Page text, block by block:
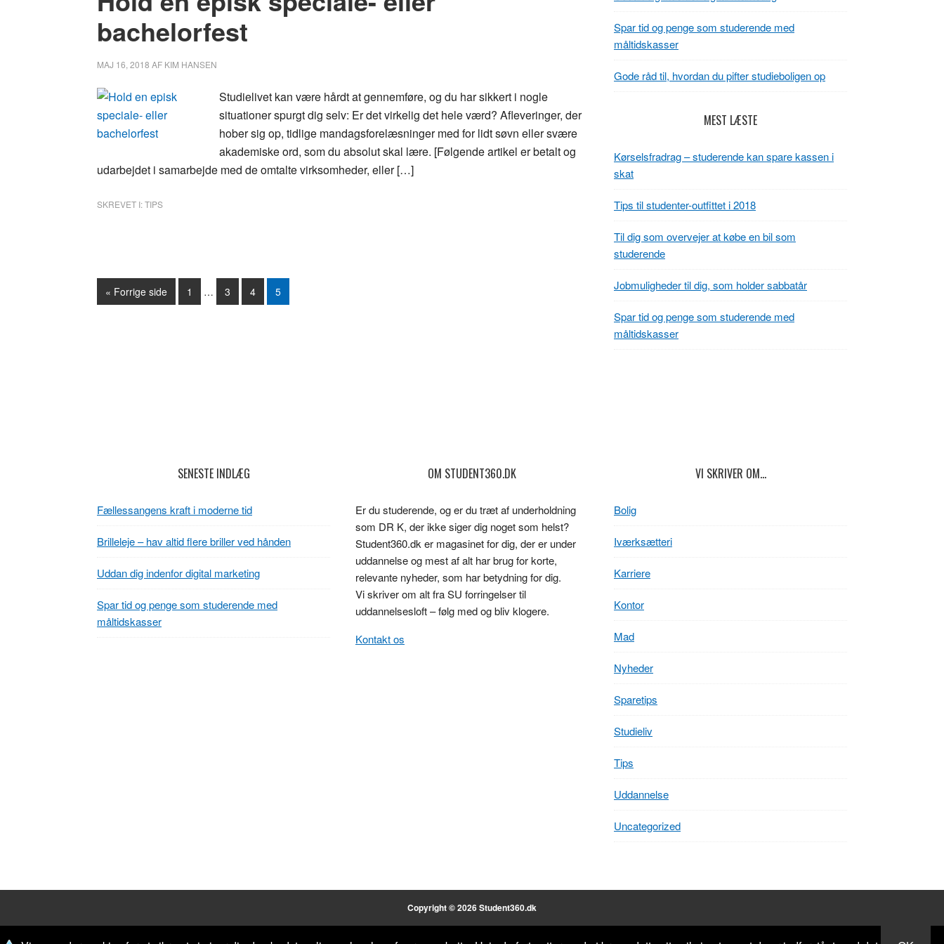
bachelorfest
MAJ 16, 2018 AF KIM HANSEN
Studielivet kan være hårdt at gennemføre, og du har sikkert i nogle
situationer spurgt dig selv: Er det virkelig det hele værd? Afleveringer, der
hober sig op, tidlige mandagsforelæsninger med for lidt søvn eller svære
akademiske ord, som du absolut skal lære. [Følgende artikel er betalt og
udarbejdet i samarbejde med de omtalte virksomheder, eller […]
SKREVET I:TIPS
« Forrige side Side
1 … Side
3 Side
4 Side
5
Spar tid og penge som studerende med
måltidskasser
Gode råd til, hvordan du pifter studieboligen op
MEST LÆSTE
Kørselsfradrag – studerende kan spare kassen i
skat
Tips til studenter-outfittet i 2018
Til dig som overvejer at købe en bil som
studerende
Jobmuligheder til dig, som holder sabbatår
Spar tid og penge som studerende med
måltidskasser
SENESTE INDLÆG
Fællessangens kraft i moderne tid
Brilleleje – hav altid flere briller ved hånden
Uddan dig indenfor digital marketing
Spar tid og penge som studerende med
måltidskasser
OM STUDENT360.DK
Er du studerende, og er du træt af underholdning
som DR K, der ikke siger dig noget som helst?
Student360.dk er magasinet for dig, der er under
uddannelse og mest af alt har brug for korte,
relevante nyheder, som har betydning for dig.
Vi skriver om alt fra SU forringelser til
uddannelsesloft – følg med og bliv klogere.
Kontakt os
VI SKRIVER OM…
Bolig
Iværksætteri
Karriere
Kontor
Mad
Nyheder
Sparetips
Studieliv
Tips
Uddannelse
Uncategorized
Copyright © 2026 Student360.dk